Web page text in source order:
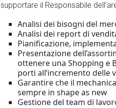
supportare il Responsabile
Analisi dei bisogni del
Analisi dei report di
Pianificazione,
Presentazione
ottenere una Shopping e
porti all’incremento delle
Garantire che il
sempre in shape as new
Gestione del team di